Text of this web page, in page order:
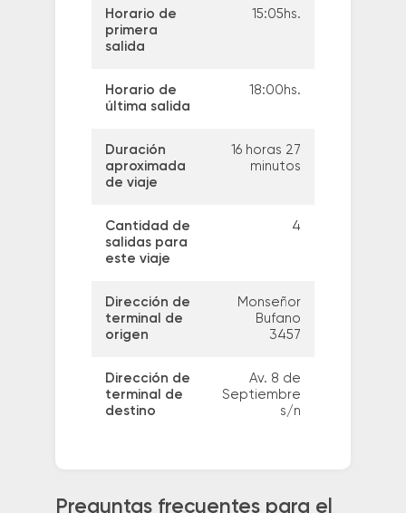
Horario de
primera
salida
15:05hs.
Horario de
última salida
18:00hs.
Duración
aproximada
de viaje
16 horas 27
minutos
Cantidad de
salidas para
este viaje
4
Dirección de
terminal de
origen
Monseñor
Bufano
3457
Dirección de
terminal de
destino
Av. 8 de
Septiembre
s/n
Preguntas frecuentes para el